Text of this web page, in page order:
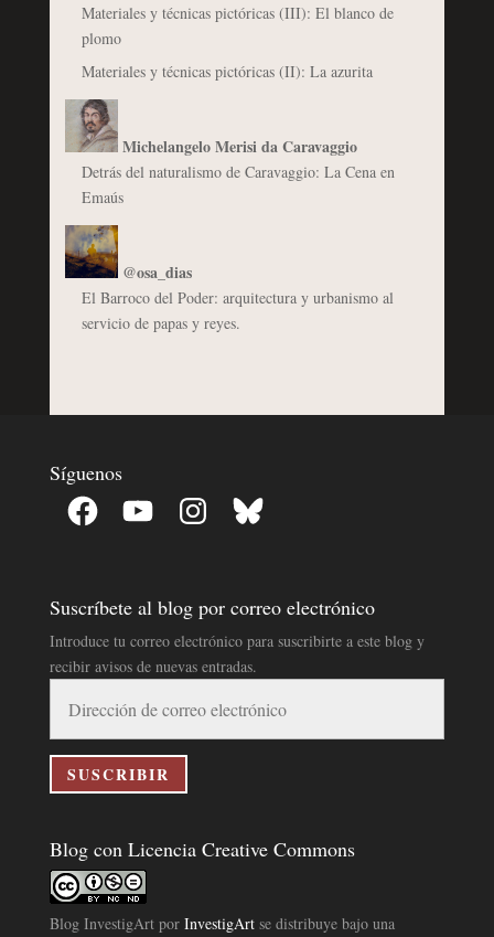
Materiales y técnicas pictóricas (III): El blanco de
plomo
Materiales y técnicas pictóricas (II): La azurita
Michelangelo Merisi da Caravaggio
Detrás del naturalismo de Caravaggio: La Cena en
Emaús
@osa_dias
El Barroco del Poder: arquitectura y urbanismo al
servicio de papas y reyes.
Síguenos
Facebook YouTube InstagramBluesky
Suscríbete al blog por correo electrónico
Introduce tu correo electrónico para suscribirte a este blog y
recibir avisos de nuevas entradas.
correo
electrónico
SUSCRIBIR
Blog con Licencia Creative Commons
Blog InvestigArtpor InvestigArtse distribuye bajo una